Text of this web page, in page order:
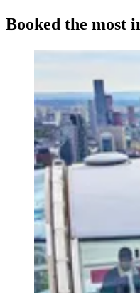
Booked the most